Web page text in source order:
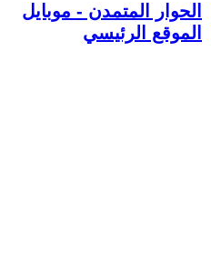
الحوار المتمدن - موبايل
الموقع الرئيسي